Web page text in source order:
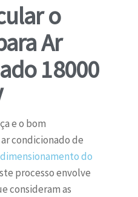
o
Ar
18000
e o bom
condicionado de
dimensionamento do
processo envolve
consideram as